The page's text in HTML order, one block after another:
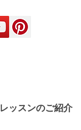
レッスンのご紹介